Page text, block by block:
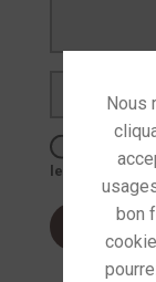
le navigateur